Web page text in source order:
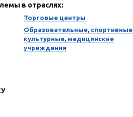
в отраслях:
Торговые центры
Образовательные, спортивные,
культурные, медицинские
учреждения